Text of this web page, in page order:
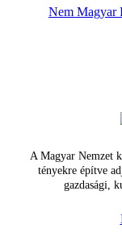
Nem Magyar
A Magyar Nemzet
tényekre építve
gazdasági,